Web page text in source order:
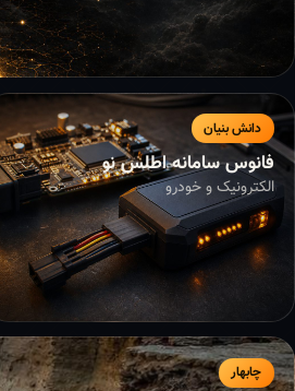
دانش بنیان
فانوس سامانه اطلس نو
الکترونیک و خودرو
چابهار